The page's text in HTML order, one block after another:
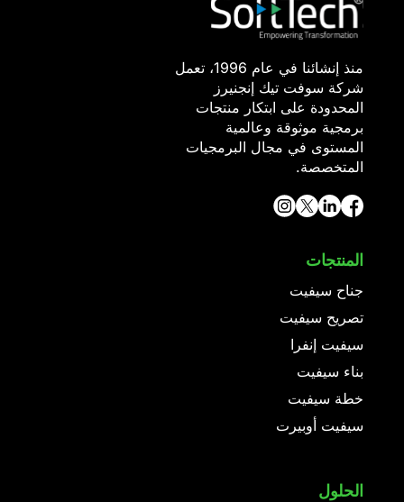
منذ إنشائنا في عام 1996، تعمل
شركة سوفت تيك إنجنيرز
المحدودة على ابتكار منتجات
برمجية موثوقة وعالمية
المستوى في مجال البرمجيات
المتخصصة.
المنتجات
جناح سيفيت
تصريح سيفيت
سيفيت إنفرا
بناء سيفيت
خطة سيفيت
سيفيت أوبيرت
الحلول